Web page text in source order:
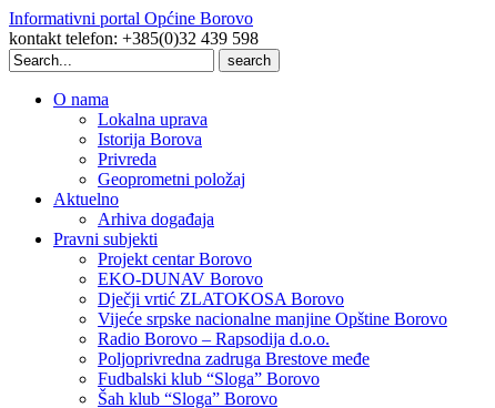
Informativni portal Općine Borovo
kontakt telefon: +385(0)32 439 598
Search
for:
O nama
Lokalna uprava
Istorija Borova
Privreda
Geoprometni položaj
Aktuelno
Arhiva događaja
Pravni subjekti
Projekt centar Borovo
EKO-DUNAV Borovo
Dječji vrtić ZLATOKOSA Borovo
Vijeće srpske nacionalne manjine Opštine Borovo
Radio Borovo – Rapsodija d.o.o.
Poljoprivredna zadruga Brestove međe
Fudbalski klub “Sloga” Borovo
Šah klub “Sloga” Borovo